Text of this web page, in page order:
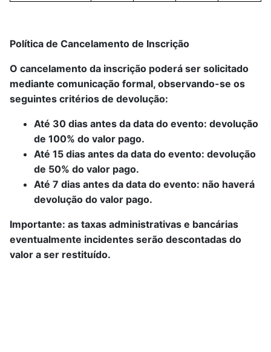
Política de Cancelamento de Inscrição
O cancelamento da inscrição poderá ser solicitado
mediante comunicação formal, observando-se os
seguintes critérios de devolução:
Até 30 dias antes da data do evento: devolução
de 100% do valor pago.
Até 15 dias antes da data do evento: devolução
de 50% do valor pago.
Até 7 dias antes da data do evento: não haverá
devolução do valor pago.
Importante: as taxas administrativas e bancárias
eventualmente incidentes serão descontadas do
valor a ser restituído.